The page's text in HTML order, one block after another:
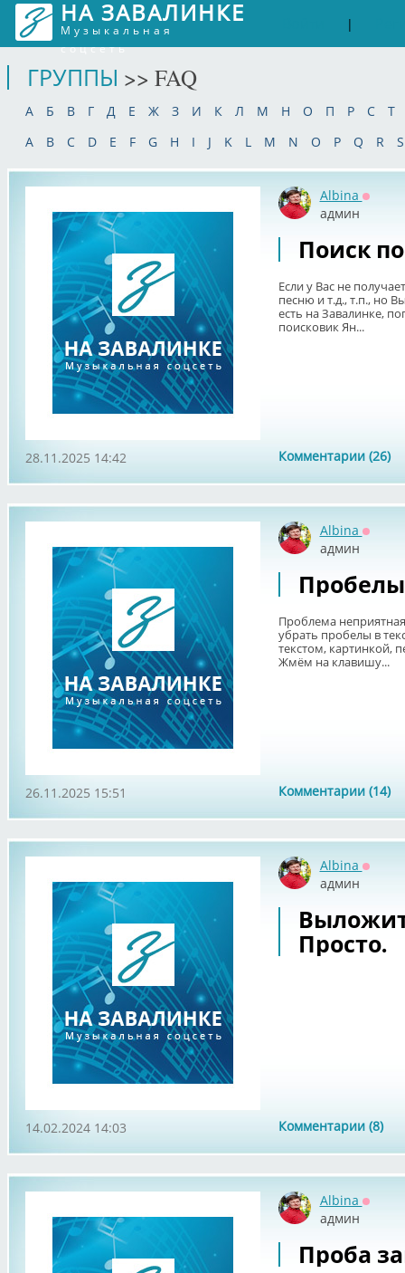
НА ЗАВАЛИНКЕ
Музыкальная
соцсеть
|
ГРУППЫ >> FAQ
А Б В Г Д Е Ж З И К Л М Н О П Р С
Т
A
B C D E F G H I J K L M N O P Q R S
Albina
админ
Поиск
Если у Вас не
песню и т.д., т.п., но
есть на Завалинке,
поисковик Ян...
Комментарии (26)
28.11.2025 14:42
Albina
админ
Пробелы
Проблема
убрать пробелы в
текстом, картинкой,
Жмём на клавишу...
Комментарии (14)
26.11.2025 15:51
Albina
админ
Просто.
Комментарии (8)
14.02.2024 14:03
Albina
админ
Проба